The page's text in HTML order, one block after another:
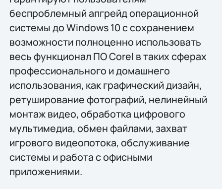
беспроблемный апгрейд операционной
системы до Windows 10 с сохранением
возможности полноценно использовать
весь функционал ПО Corel в таких сферах
профессионального и домашнего
использования, как графический дизайн,
ретуширование фотографий, нелинейный
монтаж видео, обработка цифрового
мультимедиа, обмен файлами, захват
игрового видеопотока, обслуживание
системы и работа с офисными
приложениями.